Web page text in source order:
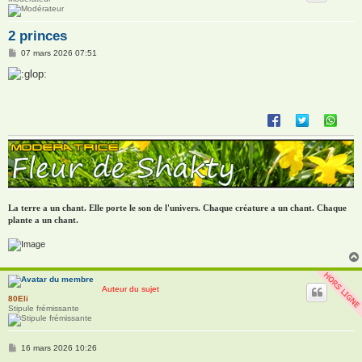
2 princes
M
s
s
07 mars 2026 07:51
La terre a un chant. Elle porte le son de l'univers. Chaque créature a un chant. Chaque
plante a un chant.
Auteur du sujet
80Eli
Stipule frémissante
M
16 mars 2026 10:26